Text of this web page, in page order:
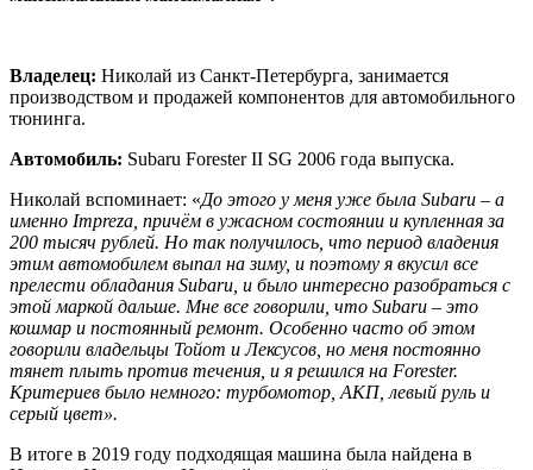
Владелец: Николай из Санкт-Петербурга, занимается
производством и продажей компонентов для автомобильного
тюнинга.
Автомобиль: Subaru Forester II SG 2006 года выпуска.
Николай вспоминает: «До этого у меня уже была Subaru – а
именно Impreza, причём в ужасном состоянии и купленная за
200 тысяч рублей. Но так получилось, что период владения
этим автомобилем выпал на зиму, и поэтому я вкусил все
прелести обладания Subaru, и было интересно разобраться с
этой маркой дальше. Мне все говорили, что Subaru – это
кошмар и постоянный ремонт. Особенно часто об этом
говорили владельцы Тойот и Лексусов, но меня постоянно
тянет плыть против течения, и я решился на Forester.
Критериев было немного: турбомотор, АКП, левый руль и
серый цвет».
В итоге в 2019 году подходящая машина была найдена в